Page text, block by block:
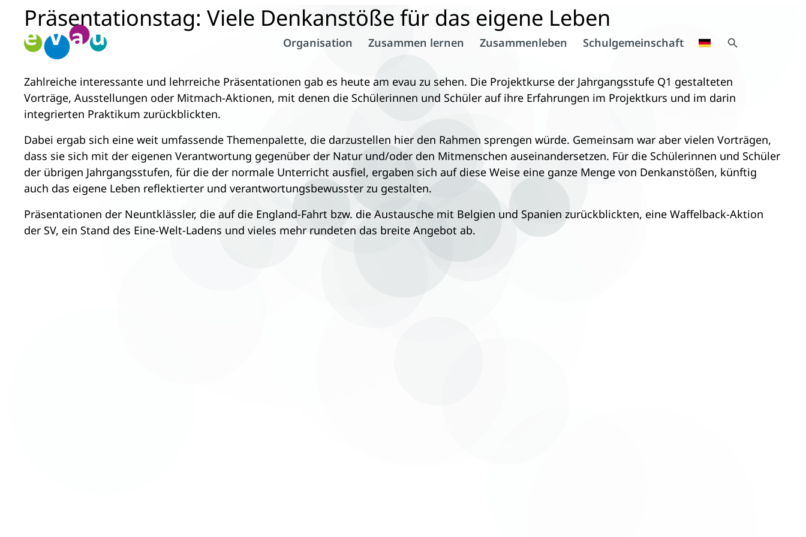
Zum
Inhalt
springen
Organisation Zusammen lernen Zusammenleben Schulgemeinschaft
Präsentationstag: Viele Denkanstöße für das eigene Leben
Zahlreiche interessante und lehrreiche Präsentationen gab es heute am evau zu sehen. Die Projektkurse der Jahrgangsstufe Q1 gestalteten
Vorträge, Ausstellungen oder Mitmach-Aktionen, mit denen die Schülerinnen und Schüler auf ihre Erfahrungen im Projektkurs und im darin
integrierten Praktikum zurückblickten.
Dabei ergab sich eine weit umfassende Themenpalette, die darzustellen hier den Rahmen sprengen würde. Gemeinsam war aber vielen Vorträgen,
dass sie sich mit der eigenen Verantwortung gegenüber der Natur und/oder den Mitmenschen auseinandersetzen. Für die Schülerinnen und Schüler
der übrigen Jahrgangsstufen, für die der normale Unterricht ausfiel, ergaben sich auf diese Weise eine ganze Menge von Denkanstößen, künftig
auch das eigene Leben reflektierter und verantwortungsbewusster zu gestalten.
Präsentationen der Neuntklässler, die auf die England-Fahrt bzw. die Austausche mit Belgien und Spanien zurückblickten, eine Waffelback-Aktion
der SV, ein Stand des Eine-Welt-Ladens und vieles mehr rundeten das breite Angebot ab.